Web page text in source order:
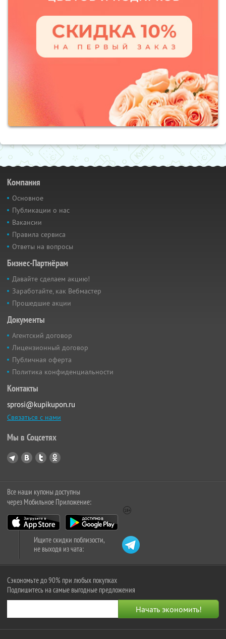
Компания
Основное
Публикации о нас
Вакансии
Правила сервиса
Ответы на вопросы
Бизнес-Партнёрам
Давайте сделаем акцию!
Заработайте, как Вебмастер
Прошедшие акции
Документы
Агентский договор
Лицензионный договор
Публичная оферта
Политика конфиденциальности
Контакты
sprosi@kupikupon.ru
Связаться с нами
Мы в Соцсетях
Все наши купоны доступны
через Мобильное Приложение:
Ищите скидки поблизости,
не выходя из чата:
Сэкономьте до 90% при любых покупках
Подпишитесь на самые выгодные предложения